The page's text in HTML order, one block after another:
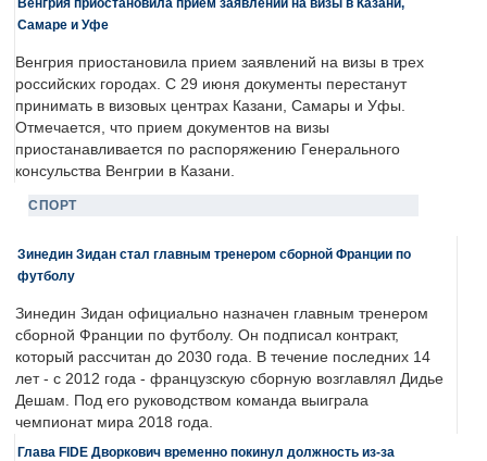
Венгрия приостановила прием заявлений на визы в Казани,
Самаре и Уфе
Венгрия приостановила прием заявлений на визы в трех
российских городах. С 29 июня документы перестанут
принимать в визовых центрах Казани, Самары и Уфы.
Отмечается, что прием документов на визы
приостанавливается по распоряжению Генерального
консульства Венгрии в Казани.
СПОРТ
Зинедин Зидан стал главным тренером сборной Франции по
футболу
Зинедин Зидан официально назначен главным тренером
сборной Франции по футболу. Он подписал контракт,
который рассчитан до 2030 года. В течение последних 14
лет - с 2012 года - французскую сборную возглавлял Дидье
Дешам. Под его руководством команда выиграла
чемпионат мира 2018 года.
Глава FIDE Дворкович временно покинул должность из-за